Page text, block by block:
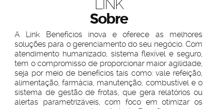
LINK
Sobre
A Link Benefícios inova e oferece as melhores
soluções para o gerenciamento do seu negócio. Com
atendimento humanizado, sistema flexível e seguro,
tem o compromisso de proporcionar maior agilidade,
seja por meio de benefícios tais como: vale refeição,
alimentação, farmácia, manutenção, combustível e o
sistema de gestão de frotas, que gera relatórios ou
alertas parametrizáveis, com foco em otimizar os